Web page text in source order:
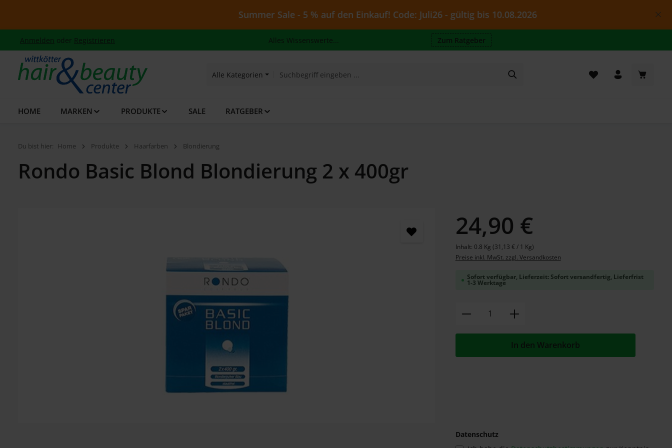
Summer Sale - 5 % auf den Einkauf! Code: Juli26 - gültig bis 10.08.2026
Anmelden oder Registrieren Alles Wissenswerte... Zum Ratgeber
Alle Kategorien
HOME MARKEN PRODUKTE SALE RATGEBER
Du bist hier: Home Produkte Haarfarben Blondierung
Rondo Basic Blond Blondierung 2 x 400gr
24,90 €
Inhalt: 0.8 Kg (31,13 € / 1 Kg)
Preise inkl. MwSt. zzgl. Versandkosten
Sofort verfügbar, Lieferzeit: Sofort versandfertig, Lieferfrist
1-3 Werktage
Produkt Anzahl: Gib den
In den Warenkorb
Datenschutz